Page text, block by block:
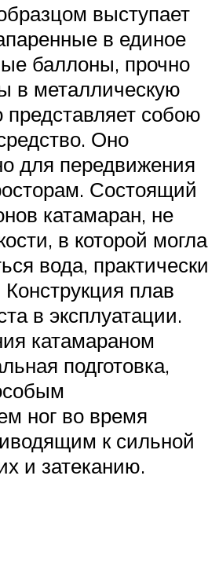
выступает
в единое
баллоны, прочно
в металлическую
представляет собою
Оно
для передвижения
Состоящий
катамаран, не
в которой могла
вода, практически
плав
в эксплуатации.
катамараном
подготовка,
ног во время
к сильной
и затеканию.